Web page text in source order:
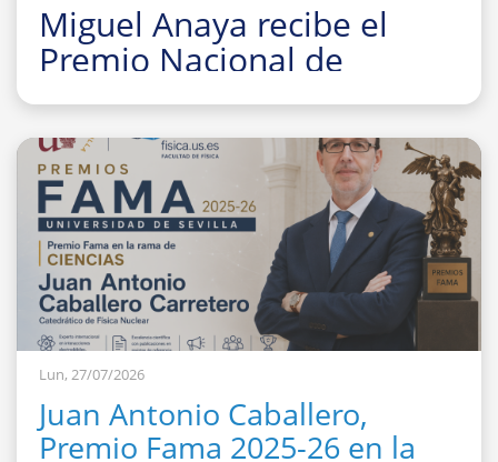
Miguel Anaya recibe el
Premio Nacional de
Investigación para Jóvenes
Felisa Martín Bravo 2026
Lun, 27/07/2026
Juan Antonio Caballero,
Premio Fama 2025-26 en la